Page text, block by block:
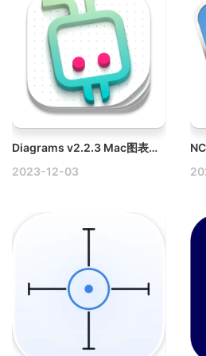
Diagrams v2.2.3 Mac图表和流程图编辑器破解版
2023-12-03